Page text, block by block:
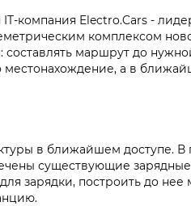
компания Electro.Cars -
комплексом
маршрут до
местонахождение, а в
в ближайшем доступе.
существующие
зарядки, построить до нее